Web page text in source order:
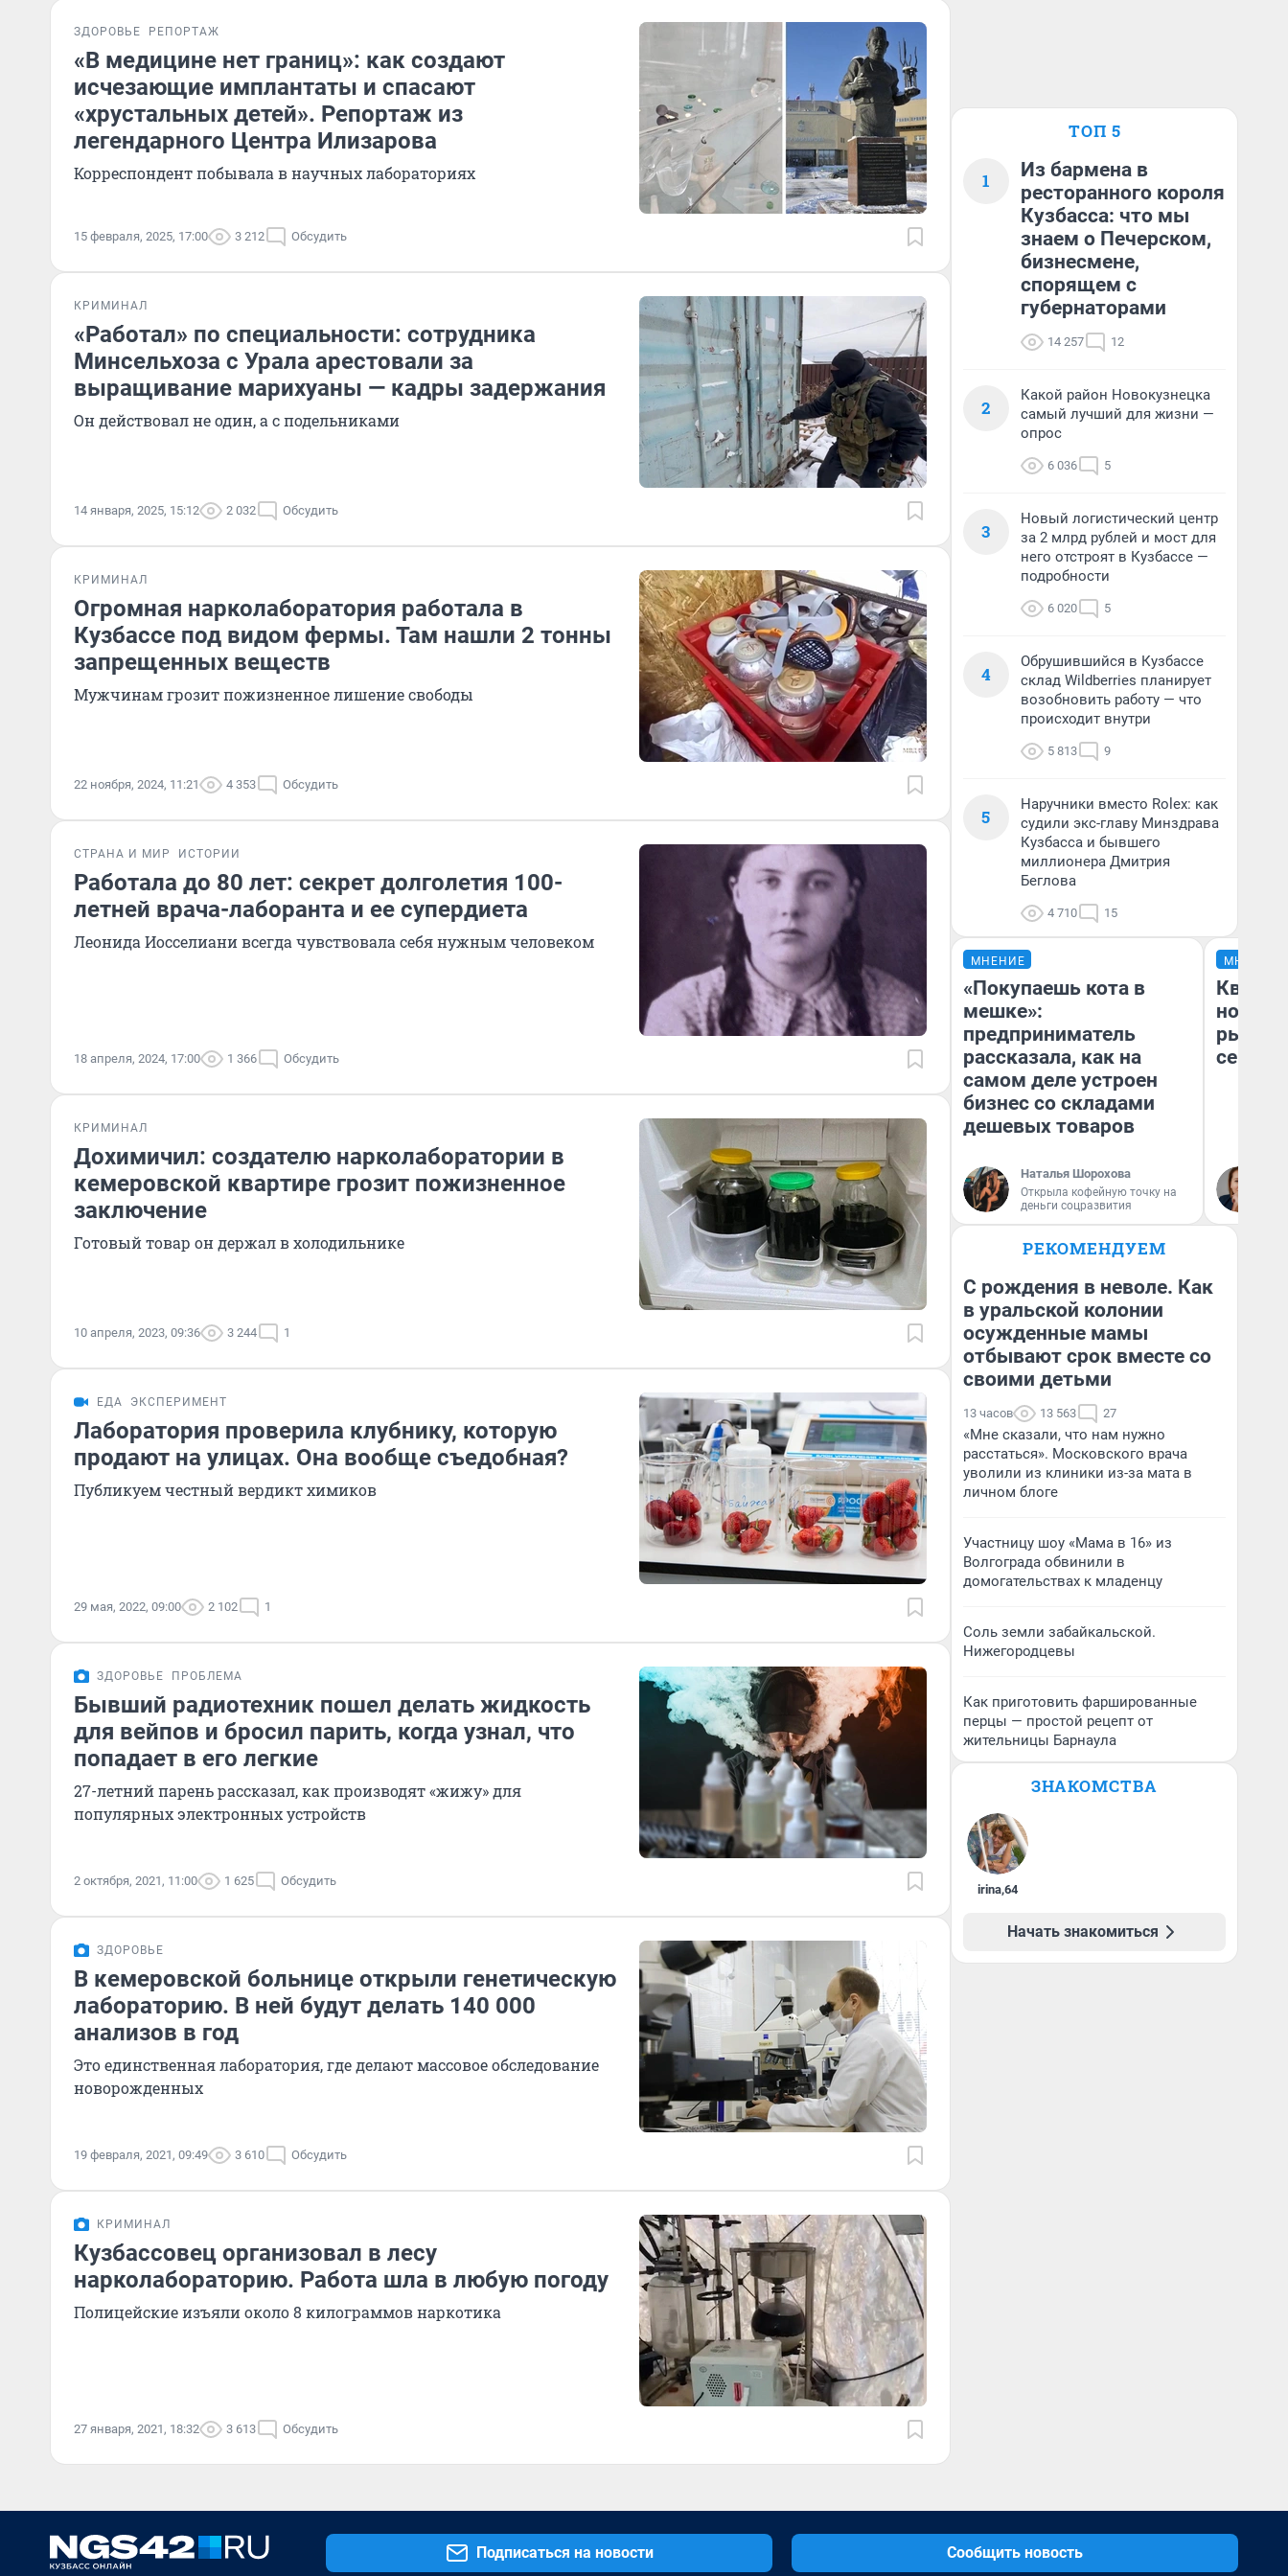
ЗДОРОВЬЕ РЕПОРТАЖ
«В медицине нет границ»: как создают
исчезающие имплантаты и спасают
«хрустальных детей». Репортаж из
легендарного Центра Илизарова
Корреспондент побывала в научных лабораториях
15 февраля, 2025, 17:00 3 212 Обсудить
КРИМИНАЛ
«Работал» по специальности: сотрудника
Минсельхоза с Урала арестовали за
выращивание марихуаны — кадры задержания
Он действовал не один, а с подельниками
14 января, 2025, 15:12 2 032 Обсудить
КРИМИНАЛ
Огромная нарколаборатория работала в
Кузбассе под видом фермы. Там нашли 2 тонны
запрещенных веществ
Мужчинам грозит пожизненное лишение свободы
22 ноября, 2024, 11:21 4 353 Обсудить
СТРАНА И МИР ИСТОРИИ
Работала до 80 лет: секрет долголетия 100-
летней врача-лаборанта и ее супердиета
Леонида Иосселиани всегда чувствовала себя нужным человеком
18 апреля, 2024, 17:00 1 366 Обсудить
КРИМИНАЛ
Дохимичил: создателю нарколаборатории в
кемеровской квартире грозит пожизненное
заключение
Готовый товар он держал в холодильнике
10 апреля, 2023, 09:36 3 244 1
ЕДА ЭКСПЕРИМЕНТ
Лаборатория проверила клубнику, которую
продают на улицах. Она вообще съедобная?
Публикуем честный вердикт химиков
29 мая, 2022, 09:00 2 102 1
ЗДОРОВЬЕ ПРОБЛЕМА
Бывший радиотехник пошел делать жидкость
для вейпов и бросил парить, когда узнал, что
попадает в его легкие
27-летний парень рассказал, как производят «жижу» для
популярных электронных устройств
2 октября, 2021, 11:00 1 625 Обсудить
ЗДОРОВЬЕ
В кемеровской больнице открыли генетическую
лабораторию. В ней будут делать 140 000
анализов в год
Это единственная лаборатория, где делают массовое обследование
новорожденных
19 февраля, 2021, 09:49 3 610 Обсудить
КРИМИНАЛ
Кузбассовец организовал в лесу
нарколабораторию. Работа шла в любую погоду
Полицейские изъяли около 8 килограммов наркотика
27 января, 2021, 18:32 3 613 Обсудить
ТОП 5
1
Из бармена в
ресторанного короля
Кузбасса: что мы
знаем о Печерском,
бизнесмене,
спорящем с
губернаторами
14 257 12
2
Какой район Новокузнецка
самый лучший для жизни —
опрос
6 036 5
3
Новый логистический центр
за 2 млрд рублей и мост для
него отстроят в Кузбассе —
подробности
6 020 5
4
Обрушившийся в Кузбассе
склад Wildberries планирует
возобновить работу — что
происходит внутри
5 813 9
5
Наручники вместо Rolex: как
судили экс-главу Минздрава
Кузбасса и бывшего
миллионера Дмитрия
Беглова
4 710 15
МНЕНИЕ
«Покупаешь кота в
мешке»:
предприниматель
рассказала, как на
самом деле устроен
бизнес со складами
дешевых товаров
Наталья Шорохова
Открыла кофейную точку на
деньги соцразвития
МНЕНИЕ
но
рынок
РЕКОМЕНДУЕМ
С рождения в неволе. Как
в уральской колонии
осужденные мамы
отбывают срок вместе со
своими детьми
13 часов 13 563 27
«Мне сказали, что нам нужно
расстаться». Московского врача
уволили из клиники из-за мата в
личном блоге
Участницу шоу «Мама в 16» из
Волгограда обвинили в
домогательствах к младенцу
Соль земли забайкальской.
Нижегородцевы
Как приготовить фаршированные
перцы — простой рецепт от
жительницы Барнаула
ЗНАКОМСТВА
irina,64
Начать знакомиться
Подписаться на новости Сообщить новость